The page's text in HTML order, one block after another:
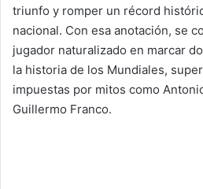
triunfo y romper un récord
nacional. Con esa anotación, se
jugador naturalizado en marcar
la historia de los Mundiales,
impuestas por mitos como
Guillermo Franco.